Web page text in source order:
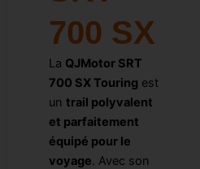
700 SX
La QJMotor SRT
700 SX Touring est
un trail polyvalent
et parfaitement
équipé pour le
voyage. Avec son